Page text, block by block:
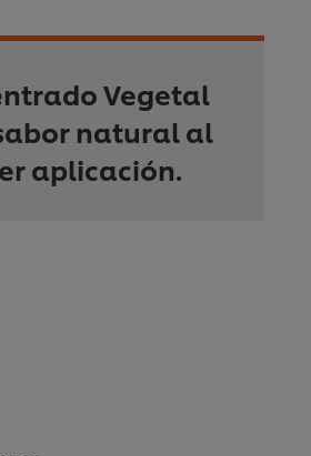
Vegetal
natural al
aplicación.